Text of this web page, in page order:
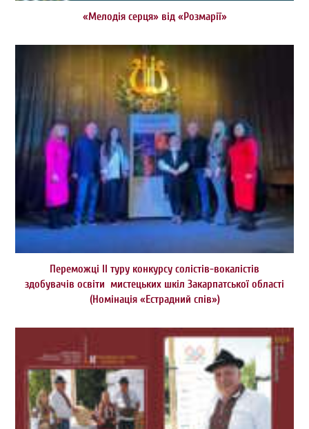
«Мелодія серця» від «Розмарії»
Переможці ІІ туру конкурсу солістів-вокалістів
здобувачів освіти мистецьких шкіл Закарпатської області
(Номінація «Естрадний спів»)